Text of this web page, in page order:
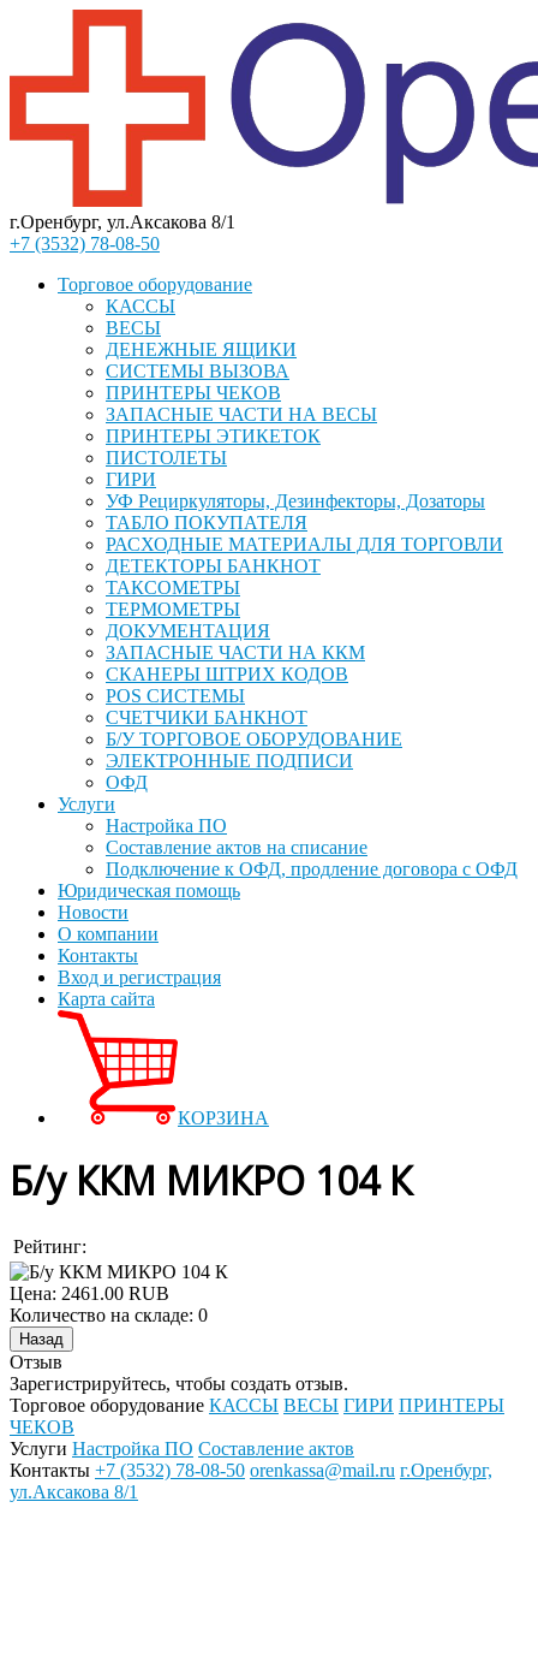
г.Оренбург, ул.Аксакова 8/1
+7 (3532) 78-08-50
Торговое оборудование
КАССЫ
ВЕСЫ
ДЕНЕЖНЫЕ ЯЩИКИ
СИСТЕМЫ ВЫЗОВА
ПРИНТЕРЫ ЧЕКОВ
ЗАПАСНЫЕ ЧАСТИ НА ВЕСЫ
ПРИНТЕРЫ ЭТИКЕТОК
ПИСТОЛЕТЫ
ГИРИ
УФ Рециркуляторы, Дезинфекторы, Дозаторы
ТАБЛО ПОКУПАТЕЛЯ
РАСХОДНЫЕ МАТЕРИАЛЫ ДЛЯ ТОРГОВЛИ
ДЕТЕКТОРЫ БАНКНОТ
ТАКСОМЕТРЫ
ТЕРМОМЕТРЫ
ДОКУМЕНТАЦИЯ
ЗАПАСНЫЕ ЧАСТИ НА ККМ
СКАНЕРЫ ШТРИХ КОДОВ
POS СИСТЕМЫ
СЧЕТЧИКИ БАНКНОТ
Б/У ТОРГОВОЕ ОБОРУДОВАНИЕ
ЭЛЕКТРОННЫЕ ПОДПИСИ
ОФД
Услуги
Настройка ПО
Составление актов на списание
Подключение к ОФД, продление договора с ОФД
Юридическая помощь
Новости
О компании
Контакты
Вход и регистрация
Карта сайта
КОРЗИНА
Б/у ККМ МИКРО 104 К
Рейтинг:
Цена: 2461.00 RUB
Количество на складе: 0
Отзыв
Зарегистрируйтесь, чтобы создать отзыв.
Торговое оборудование КАССЫ ВЕСЫ ГИРИ ПРИНТЕРЫ
ЧЕКОВ
Услуги Настройка ПО Составление актов
Контакты +7 (3532) 78-08-50 orenkassa@mail.ru г.Оренбург,
ул.Аксакова 8/1